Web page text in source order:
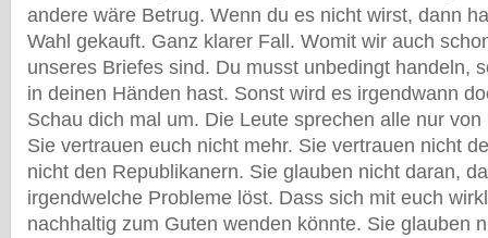
andere wäre Betrug. Wenn du es nicht wirst, dann
Wahl gekauft. Ganz klarer Fall. Womit wir auch
unseres Briefes sind. Du musst unbedingt handeln,
in deinen Händen hast. Sonst wird es irgendwann
Schau dich mal um. Die Leute sprechen alle nur
Sie vertrauen euch nicht mehr. Sie vertrauen nicht
nicht den Republikanern. Sie glauben nicht daran,
irgendwelche Probleme löst. Dass sich mit euch
nachhaltig zum Guten wenden könnte. Sie glauben